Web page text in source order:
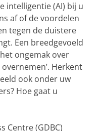
intelligentie (AI) bij u
af of de voordelen
tegen de duistere
Een breedgevoeld
ongemak over
Herkent
ook onder uw
Hoe gaat u
Centre (GDBC)